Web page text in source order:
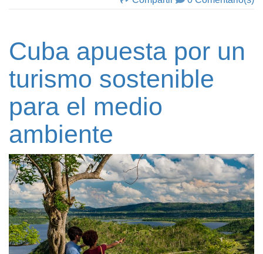
Cuba apuesta por un
turismo sostenible
para el medio
ambiente